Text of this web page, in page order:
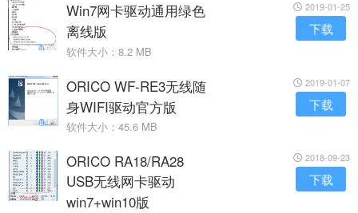
Win7网卡驱动通用绿色
离线版
软件大小：8.2 MB
2019-01-25
下载
ORICO WF-RE3无线随
身WIFI驱动官方版
软件大小：45.6 MB
2019-01-07
下载
ORICO RA18/RA28
USB无线网卡驱动
win7+win10版
2018-09-23
下载